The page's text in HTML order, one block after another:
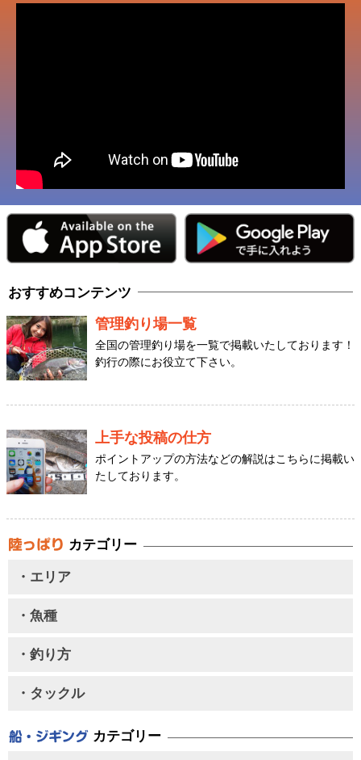
おすすめコンテンツ
管理釣り場一覧
全国の管理釣り場を一覧で掲載いたしております！
釣行の際にお役立て下さい。
上手な投稿の仕方
ポイントアップの方法などの解説はこちらに掲載い
たしております。
カテゴリー
・エリア
・魚種
・釣り方
・タックル
カテゴリー